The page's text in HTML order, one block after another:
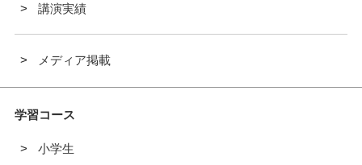
講演実績
メディア掲載
学習コース
小学生